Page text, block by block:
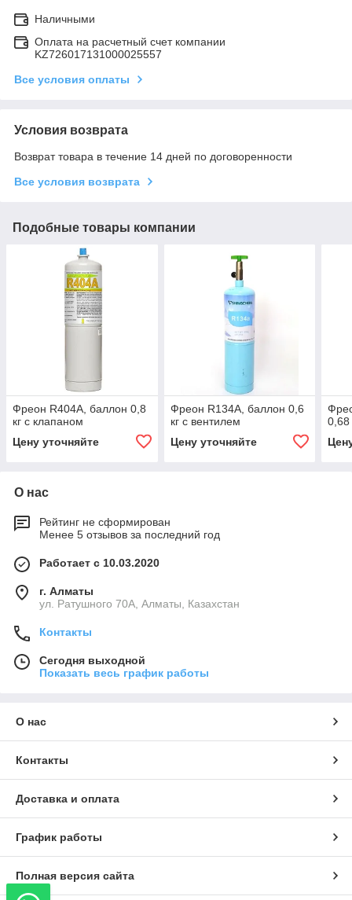
Наличными
Оплата на расчетный счет компании
KZ726017131000025557
Все условия оплаты
Условия возврата
Возврат товара в течение 14 дней по договоренности
Все условия возврата
Подобные товары компании
Фреон R404A, баллон 0,8
кг с клапаном
Цену уточняйте
Фреон R134A, баллон 0,6
кг с вентилем
Цену уточняйте
0,68
О нас
Рейтинг не сформирован
Менее 5 отзывов за последний год
Работает с 10.03.2020
г. Алматы
ул. Ратушного 70А, Алматы, Казахстан
Контакты
Сегодня выходной
Показать весь график работы
О нас
Контакты
Доставка и оплата
График работы
Полная версия сайта